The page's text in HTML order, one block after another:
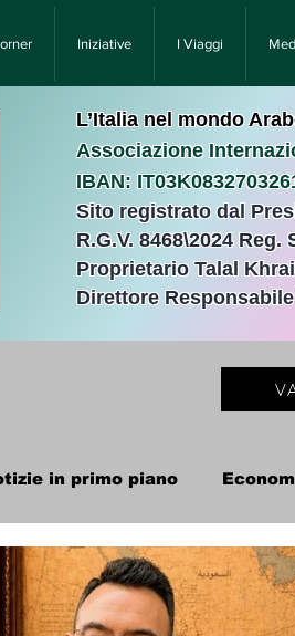
Iniziative I Viaggi
L’Italia nel mondo
Associazione
IBAN:
Sito registrato dal
R.G.V. 8468\2024 Reg.
Proprietario Talal
Direttore
in primo piano
Comunicati Stampa